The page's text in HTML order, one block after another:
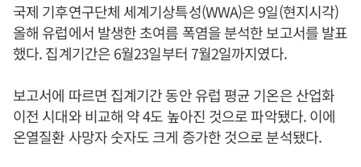
국제 기후연구단체 세계기상특성(WWA)은 9일(현지시각)
올해 유럽에서 발생한 초여름 폭염을 분석한 보고서를 발표
했다. 집계기간은 6월23일부터 7월2일까지였다.
보고서에 따르면 집계기간 동안 유럽 평균 기온은 산업화
이전 시대와 비교해 약 4도 높아진 것으로 파악됐다. 이에
온열질환 사망자 숫자도 크게 증가한 것으로 분석됐다.